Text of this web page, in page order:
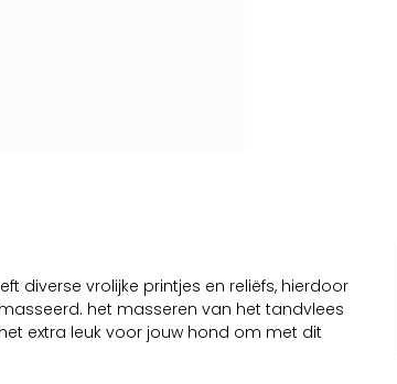
diverse vrolijke printjes en reliëfs, hierdoor
het masseren van het tandvlees
extra leuk voor jouw hond om met dit